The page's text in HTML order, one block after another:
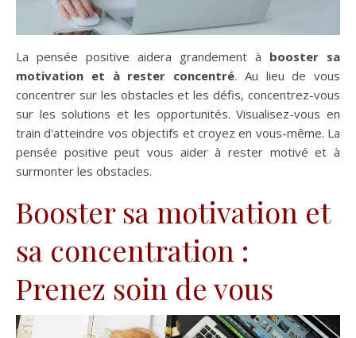
La pensée positive aidera grandement à booster sa
motivation et à rester concentré. Au lieu de vous
concentrer sur les obstacles et les défis, concentrez-vous
sur les solutions et les opportunités. Visualisez-vous en
train d'atteindre vos objectifs et croyez en vous-même. La
pensée positive peut vous aider à rester motivé et à
surmonter les obstacles.
Booster sa motivation et
sa concentration :
Prenez soin de vous